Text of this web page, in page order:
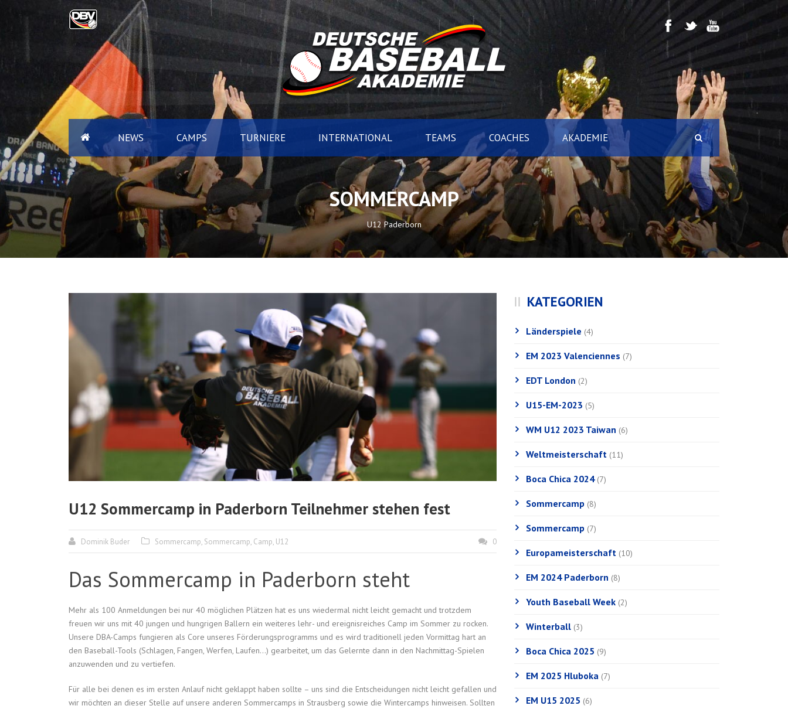
NEWS CAMPS TURNIERE INTERNATIONAL TEAMS COACHES AKADEMIE
SOMMERCAMP
U12 Paderborn
U12 Sommercamp in Paderborn Teilnehmer stehen fest
Dominik Buder Sommercamp, Sommercamp, Camp, U12 0
Das Sommercamp in Paderborn steht
Mehr als 100 Anmeldungen bei nur 40 möglichen Plätzen hat es uns wiedermal nicht leicht gemacht und trotzdem
freuen wir uns mit 40 jungen und hungrigen Ballern ein weiteres lehr- und ereignisreiches Camp im Sommer zu rocken.
Unsere DBA-Camps fungieren als Core unseres Förderungsprogramms und es wird traditionell jeden Vormittag hart an
den Baseball-Tools (Schlagen, Fangen, Werfen, Laufen…) gearbeitet, um das Gelernte dann in den Nachmittag-Spielen
anzuwenden und zu vertiefen.
Für alle bei denen es im ersten Anlauf nicht geklappt haben sollte – uns sind die Entscheidungen nicht leicht gefallen und
wir möchten an dieser Stelle auf unsere anderen Sommercamps in Strausberg sowie die Wintercamps hinweisen. Sollten
KATEGORIEN
Länderspiele (4)
EM 2023 Valenciennes (7)
EDT London (2)
U15-EM-2023 (5)
WM U12 2023 Taiwan (6)
Weltmeisterschaft (11)
Boca Chica 2024(7)
Sommercamp (8)
Sommercamp (7)
Europameisterschaft (10)
EM 2024 Paderborn (8)
Youth Baseball Week (2)
Winterball (3)
Boca Chica 2025 (9)
EM 2025 Hluboka (7)
EM U15 2025 (6)